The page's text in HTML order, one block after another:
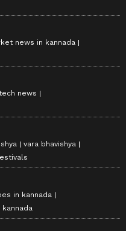
news in kannada
news
vara bhavishya
in kannada